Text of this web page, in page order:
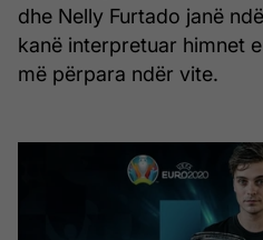
dhe Nelly Furtado janë
kanë interpretuar himnet
më përpara ndër vite.